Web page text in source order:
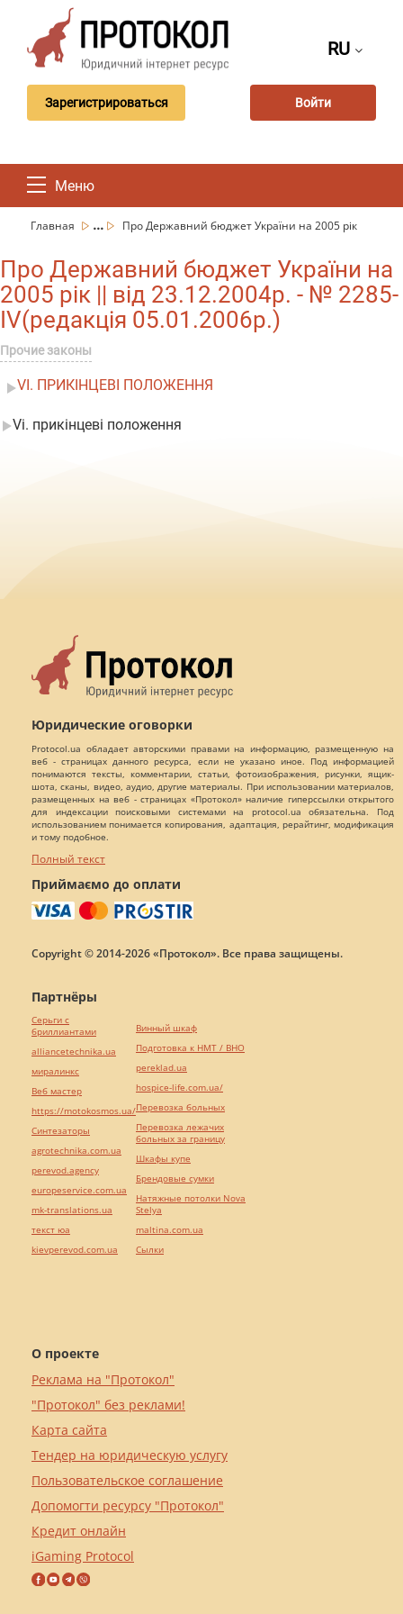
RU
Зарегистрироваться Войти
Меню
Главная ... Про Державний бюджет України на 2005 рік
Про Державний бюджет України на
2005 рік || від 23.12.2004р. - № 2285-
IV(редакція 05.01.2006р.)
Прочие законы
VI. ПРИКІНЦЕВІ ПОЛОЖЕННЯ
Vi. прикінцеві положення
Юридические оговорки
Protocol.ua обладает авторскими правами на информацию, размещенную на
веб - страницах данного ресурса, если не указано иное. Под информацией
понимаются тексты, комментарии, статьи, фотоизображения, рисунки, ящик-
шота, сканы, видео, аудио, другие материалы. При использовании материалов,
размещенных на веб - страницах «Протокол» наличие гиперссылки открытого
для индексации поисковыми системами на protocol.ua обязательна. Под
использованием понимается копирования, адаптация, рерайтинг, модификация
и тому подобное.
Полный текст
Приймаємо до оплати
Copyright © 2014-2026 «Протокол». Все права защищены.
О проекте
Реклама на "Протокол"
"Протокол" без реклами!
Карта сайта
Тендер на юридическую услугу
Пользовательское соглашение
Допомогти ресурсу "Протокол"
Кредит онлайн
iGaming Protocol
Партнёры
Серьги с
бриллиантами
alliancetechnika.ua
миралинкс
Веб мастер
https://motokosmos.ua/
Синтезаторы
agrotechnika.com.ua
perevod.agency
europeservice.com.ua
mk-translations.ua
текст юа
kievperevod.com.ua
Винный шкаф
Подготовка к НМТ / ВНО
pereklad.ua
hospice-life.com.ua/
Перевозка больных
Перевозка лежачих
больных за границу
Шкафы купе
Брендовые сумки
Натяжные потолки Nova
Stelya
maltina.com.ua
Cылки